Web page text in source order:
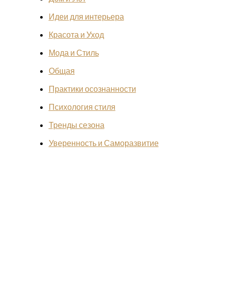
Идеи для интерьера
Красота и Уход
Мода и Стиль
Общая
Практики осознанности
Психология стиля
Тренды сезона
Уверенность и Саморазвитие